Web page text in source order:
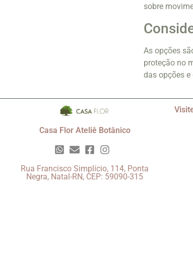
sobre
As opções
proteção no
das opções
Casa Flor Ateliê Botânico
Rua Francisco Simplício, 114, Ponta
Negra, Natal-RN, CEP: 59090-315